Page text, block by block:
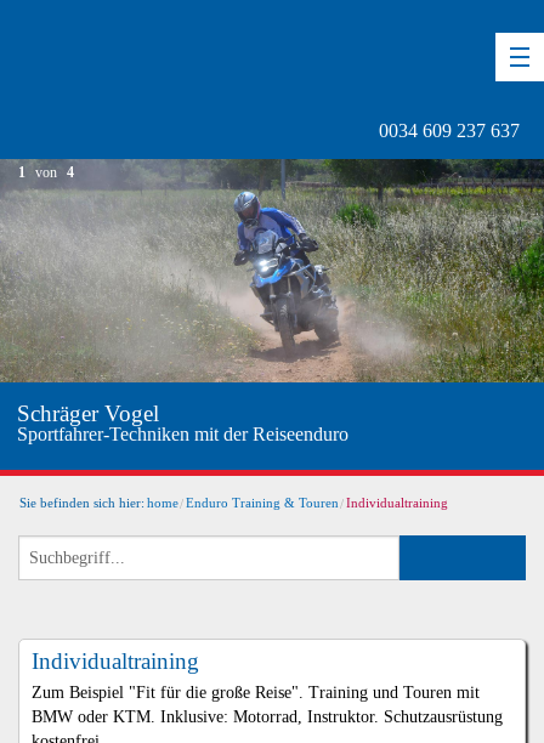
0034 609 237 637
Vogel
Techniken mit der Reiseenduro
1 von 4
Sie befinden sich hier: home Enduro Training & Touren Individualtraining
Individualtraining
Zum Beispiel "Fit für die große Reise". Training und Touren mit
BMW oder KTM. Inklusive: Motorrad, Instruktor. Schutzausrüstung